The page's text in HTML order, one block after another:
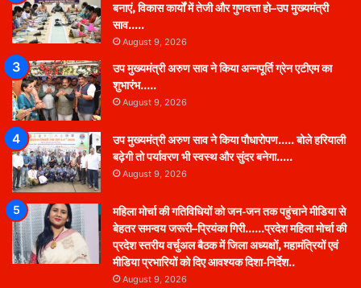
बनाएं, विकास कार्यों में तेजी और गुणवत्ता हो–उप मुख्यमंत्री
साव…..
August 9, 2026
उप मुख्यमंत्री अरुण साव ने किया अन्नपूर्ति ग्रेन एटीएम का
शुभारंभ…..
August 9, 2026
उप मुख्यमंत्री अरुण साव ने किया पौधारोपण….. बोले हरियाली
बढ़ेगी तो पर्यावरण भी स्वस्थ और सुंदर बनेगा…..
August 9, 2026
महिला मोर्चा की गतिविधियों को जन-जन तक पहुंचाने मीडिया से
बेहतर समन्वय जरूरी–प्रियंका गिरी……प्रदेश महिला मोर्चा की
प्रदेश स्तरीय वर्चुअल बैठक में जिला अध्यक्षों, महामंत्रियों एवं
मीडिया प्रभारियों को दिए आवश्यक दिशा-निर्देश..
August 9, 2026